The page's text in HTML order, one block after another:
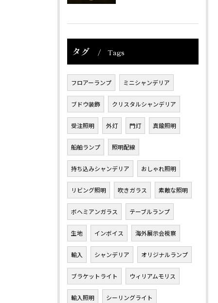
タグ Tags
フロアーランプ ミニシャンデリア
ブドウ装飾 クリスタルシャンデリア
受注照明 外灯 門灯 真鍮照明
船舶ランプ 照明配線
持ち込みシャンデリア おしゃれ照明
リビング照明 吹きガラス 素敵な照明
ボヘミアンガラス テーブルランプ
生地 インボイス 海外展示会視察
輸入 シャンデリア オリジナルランプ
ブラケットライト ウィリアムモリス
輸入照明 シーリングライト